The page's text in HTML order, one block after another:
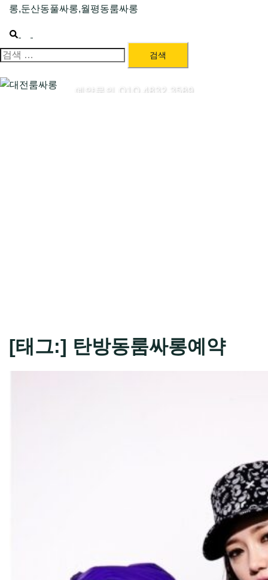
롱,둔산동풀싸롱,월평동룸싸롱
Search
menu
검 대전룸싸롱 1위 하지원팀장
예약문의 O1O.4832.3589
[태그:] 탄방동룸싸롱예약